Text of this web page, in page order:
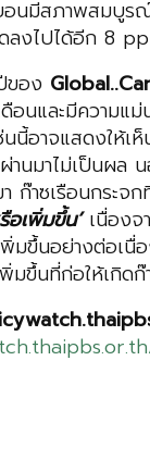
อนมีสภาพสมบูร
ลงไปได้อีก 8
ของ Global..
ดือนและมีความแ
นี้อาจแสดงให้เ
นมาไม่เป็นผล
ก๊าซเรือนกระจ
อเพิ่มขึ้น’ เนื่อง
มขึ้นอย่างต่อเนื่
มขึ้นที่ก่อให้เกิดก๊